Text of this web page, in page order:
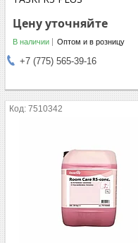
Цену уточняйте
В наличии Оптом и в розницу
+7 (775) 565-39-16
7510342